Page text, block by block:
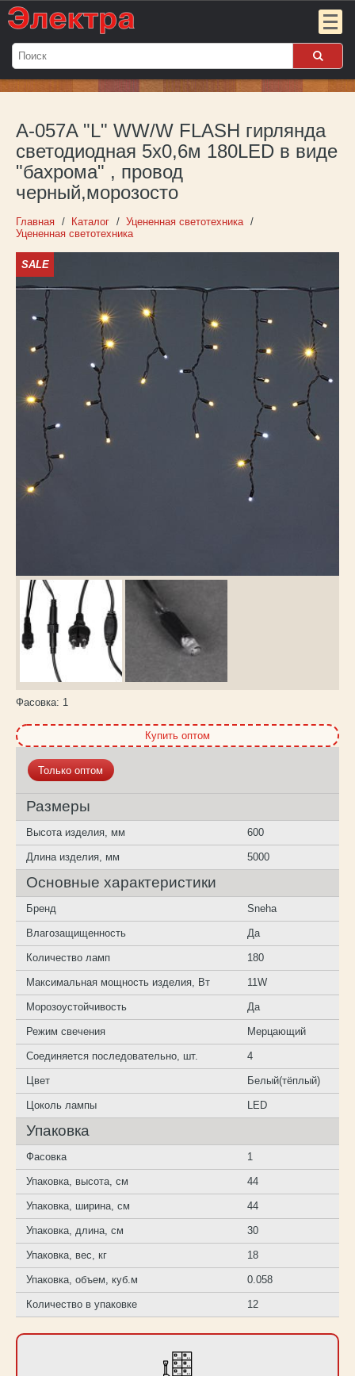
Мой
Пока
пуст
Войти
О компании
Новости
Партнёрам
Контакты
Каталог
товаров
A-057A "L" WW/W FLASH гирлянда
светодиодная 5х0,6м 180LED в виде
"бахрома" , провод
черный,морозосто
Главная Каталог
Уцененная светотехника
Уцененная светотехника
SALE
Фасовка: 1
Купить оптом
Только оптом
Размеры
Высота изделия, мм 600
Длина изделия, мм 5000
Основные характеристики
Бренд Sneha
Влагозащищенность Да
Количество ламп 180
Максимальная мощность изделия, Вт 11W
Морозоустойчивость Да
Режим свечения Мерцающий
Соединяется последовательно, шт. 4
Цвет Белый(тёплый)
Цоколь лампы LED
Упаковка
Фасовка 1
Упаковка, высота, см 44
Упаковка, ширина, см 44
Упаковка, длина, см 30
Упаковка, вес, кг 18
Упаковка, объем, куб.м 0.058
Количество в упаковке 12